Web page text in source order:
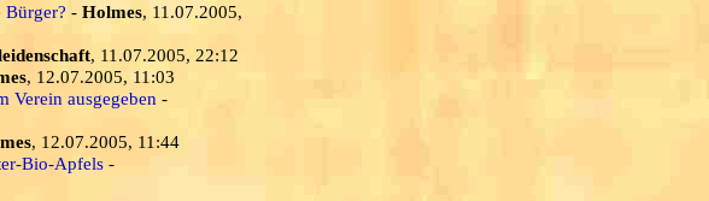
Bürger? - Holmes, 11.07.2005,
, 11.07.2005, 22:12
, 12.07.2005, 11:03
Verein ausgegeben -
, 12.07.2005, 11:44
Bio-Apfels -